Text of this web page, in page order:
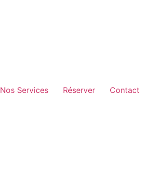
Nos Services Réserver Contact